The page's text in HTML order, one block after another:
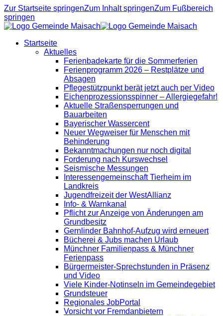
Zur Startseite springenZum Inhalt springenZum Fußbereich
springen
Startseite
Aktuelles
Ferienbadekarte für die Sommerferien
Ferienprogramm 2026 – Restplätze und
Absagen
Pflegestützpunkt berät jetzt auch per Video
Eichenprozessionsspinner – Allergiegefahr!
Aktuelle Straßensperrungen und
Bauarbeiten
Bayerischer Wassercent
Neuer Wegweiser für Menschen mit
Behinderung
Bekanntmachungen nur noch digital
Forderung nach Kurswechsel
Seismische Messungen
Interessengemeinschaft Tierheim im
Landkreis
Jugendfreizeit der WestAllianz
Info- & Warnkanal
Pflicht zur Anzeige von Änderungen am
Grundbesitz
Gernlinder Bahnhof-Aufzug wird erneuert
Bücherei & Jubs machen Urlaub
Münchner Familienpass & Münchner
Ferienpass
Bürgermeister-Sprechstunden in Präsenz
und Video
Viele Kinder-Notinseln im Gemeindegebiet
Grundsteuer
Regionales JobPortal
Vorsicht vor Fremdanbietern